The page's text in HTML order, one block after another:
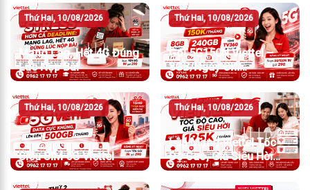
Thứ Hai, 10/08/2026
Mạng Lag, Hết 4G Đúng
Lúc Nộp Bài
Thứ Hai, 10/08/2026
Gói 5G150N Viettel –
8GB/Ngày Chỉ
150K/Tháng
Thứ Hai, 10/08/2026
Siêu SIM 5G Viettel
Thứ Hai, 10/08/2026
Lắp Mạng Viettel Tốc
Độ Cao, Giá Siêu Hời
Chỉ Từ 195K/Tháng